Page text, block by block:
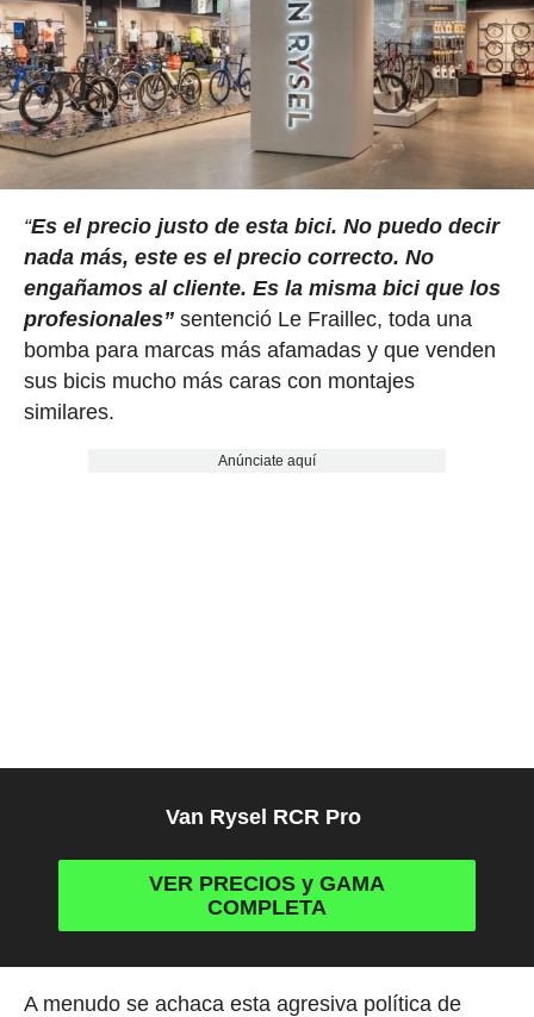
“Es el precio justo de esta bici. No puedo decir
nada más, este es el precio correcto. No
engañamos al cliente. Es la misma bici que los
profesionales”sentenció Le Fraillec, toda una
bomba para marcas más afamadas y que venden
sus bicis mucho más caras con montajes
similares.
Anúnciate aquí
Van Rysel RCR Pro
VER PRECIOS y GAMA
COMPLETA
A menudo se achaca esta agresiva política de